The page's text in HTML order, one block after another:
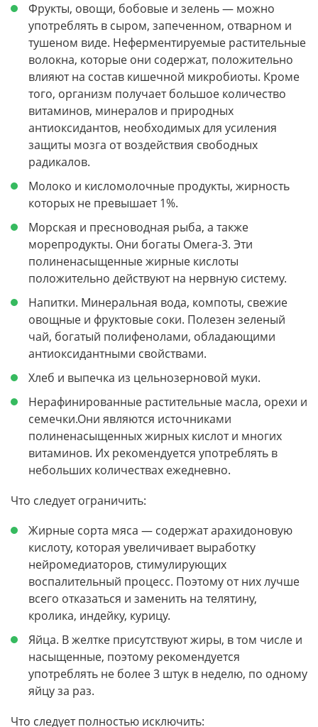
Фрукты, овощи, бобовые и зелень — можно
употреблять в сыром, запеченном, отварном и
тушеном виде. Неферментируемые растительные
волокна, которые они содержат, положительно
влияют на состав кишечной микробиоты. Кроме
того, организм получает большое количество
витаминов, минералов и природных
антиоксидантов, необходимых для усиления
защиты мозга от воздействия свободных
радикалов.
Молоко и кисломолочные продукты, жирность
которых не превышает 1%.
Морская и пресноводная рыба, а также
морепродукты. Они богаты Омега-3. Эти
полиненасыщенные жирные кислоты
положительно действуют на нервную систему.
Напитки. Минеральная вода, компоты, свежие
овощные и фруктовые соки. Полезен зеленый
чай, богатый полифенолами, обладающими
антиоксидантными свойствами.
Хлеб и выпечка из цельнозерновой муки.
Нерафинированные растительные масла, орехи и
семечки.Они являются источниками
полиненасыщенных жирных кислот и многих
витаминов. Их рекомендуется употреблять в
небольших количествах ежедневно.
Что следует ограничить:
Жирные сорта мяса — содержат арахидоновую
кислоту, которая увеличивает выработку
нейромедиаторов, стимулирующих
воспалительный процесс. Поэтому от них лучше
всего отказаться и заменить на телятину,
кролика, индейку, курицу.
Яйца. В желтке присутствуют жиры, в том числе и
насыщенные, поэтому рекомендуется
употреблять не более 3 штук в неделю, по одному
яйцу за раз.
Что следует полностью исключить: